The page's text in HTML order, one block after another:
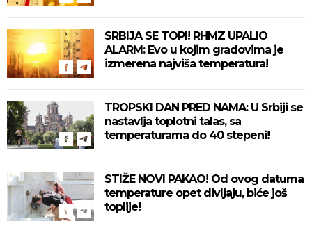
SRBIJA SE TOPI! RHMZ UPALIO
ALARM: Evo u kojim gradovima je
izmerena najviša temperatura!
TROPSKI DAN PRED NAMA: U Srbiji se
nastavlja toplotni talas, sa
temperaturama do 40 stepeni!
STIŽE NOVI PAKAO! Od ovog datuma
temperature opet divljaju, biće još
toplije!